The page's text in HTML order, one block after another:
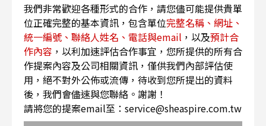
我們非常歡迎各種形式的合作，請您儘可能提供貴單
位正確完整的基本資訊，包含單位完整名稱、網址、
統一編號、聯絡人姓名、電話與email ，以及預計合
作內容 ，以利加速評估合作事宜，您所提供的所有合
作提案內容及公司相關資訊，僅供我們內部評估使
用，絕不對外公佈或流傳，待收到您所提出的資料
後，我們會儘速與您聯絡。謝謝！
請將您的提案email至：service@sheaspire.com.tw